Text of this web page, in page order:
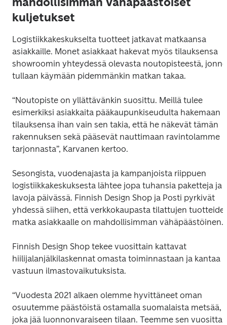
kuljetukset
Logistiikkakeskukselta tuotteet jatkavat matkaansa
asiakkaille. Monet asiakkaat hakevat myös tilauksensa
showroomin yhteydessä olevasta noutopisteestä, jonne
tullaan käymään pidemmänkin matkan takaa.
“Noutopiste on yllättävänkin suosittu. Meillä tulee
esimerkiksi asiakkaita pääkaupunkiseudulta hakemaan
tilauksensa ihan vain sen takia, että he näkevät tämän
rakennuksen sekä pääsevät nauttimaan ravintolamme
tarjonnasta”, Karvanen kertoo.
Sesongista, vuodenajasta ja kampanjoista riippuen
logistiikkakeskuksesta lähtee jopa tuhansia paketteja ja
lavoja päivässä. Finnish Design Shop ja Posti pyrkivät
yhdessä siihen, että verkkokaupasta tilattujen
matka asiakkaalle on mahdollisimman vähäpäästöinen.
Finnish Design Shop tekee vuosittain kattavat
hiilijalanjälkilaskennat omasta toiminnastaan ja kantaa
vastuun ilmastovaikutuksista.
“Vuodesta 2021 alkaen olemme hyvittäneet oman
osuutemme päästöistä ostamalla suomalaista metsää,
joka jää luonnonvaraiseen tilaan. Teemme sen